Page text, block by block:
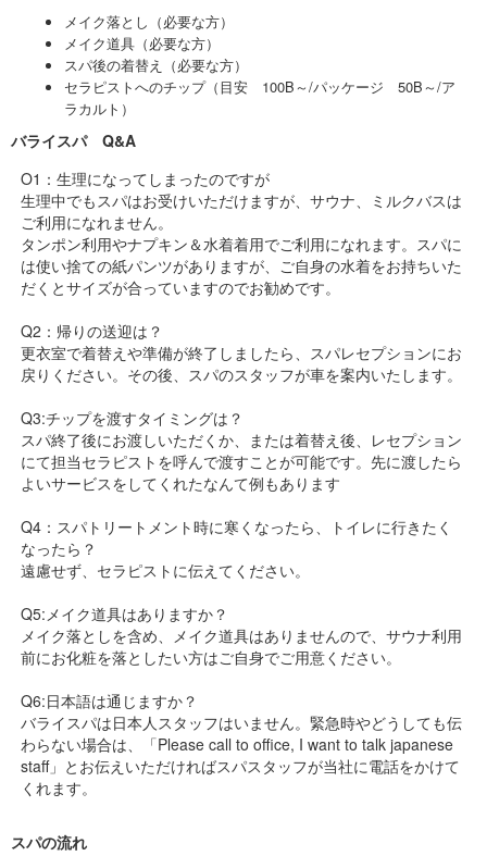
メイク落とし（必要な方）
メイク道具（必要な方）
スパ後の着替え（必要な方）
セラピストへのチップ（目安 100B～/パッケージ 50B～/ア
ラカルト）
バライスパ Q&A
O1：生理になってしまったのですが
生理中でもスパはお受けいただけますが、サウナ、ミルクバスは
ご利用になれません。
タンポン利用やナプキン＆水着着用でご利用になれます。スパに
は使い捨ての紙パンツがありますが、ご自身の水着をお持ちいた
だくとサイズが合っていますのでお勧めです。
Q2：帰りの送迎は？
更衣室で着替えや準備が終了しましたら、スパレセプションにお
戻りください。その後、スパのスタッフが車を案内いたします。
Q3:チップを渡すタイミングは？
スパ終了後にお渡しいただくか、または着替え後、レセプション
にて担当セラピストを呼んで渡すことが可能です。先に渡したら
よいサービスをしてくれたなんて例もあります
Q4：スパトリートメント時に寒くなったら、トイレに行きたく
なったら？
遠慮せず、セラピストに伝えてください。
Q5:メイク道具はありますか？
メイク落としを含め、メイク道具はありませんので、サウナ利用
前にお化粧を落としたい方はご自身でご用意ください。
Q6:日本語は通じますか？
バライスパは日本人スタッフはいません。緊急時やどうしても伝
わらない場合は、「Please call to office, I want to talk japanese
staff」とお伝えいただければスパスタッフが当社に電話をかけて
くれます。
スパの流れ